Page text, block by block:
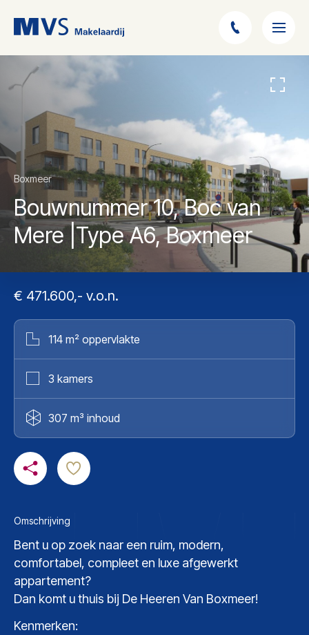
Boxmeer
Bouwnummer 10, Boc van
Mere |Type A6, Boxmeer
€ 471.600,- v.o.n.
114 m² oppervlakte
3 kamers
307 m³ inhoud
Omschrijving
Bent u op zoek naar een ruim, modern,
comfortabel, compleet en luxe afgewerkt
appartement?
Dan komt u thuis bij De Heeren Van Boxmeer!
Kenmerken: